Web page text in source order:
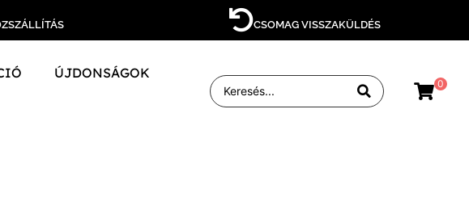
CSOMAG VISSZAKÜLDÉS
ÚJDONSÁGOK
0